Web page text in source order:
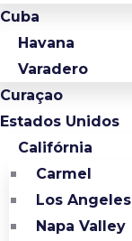
Cuba
Havana
Varadero
Curaçao
Estados Unidos
Califórnia
Carmel
Los Angeles
Napa Valley